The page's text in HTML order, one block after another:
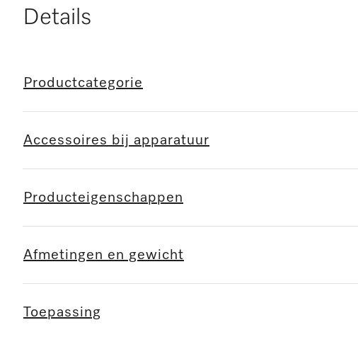
Details
Productcategorie
Accessoires bij apparatuur
Producteigenschappen
Afmetingen en gewicht
Toepassing